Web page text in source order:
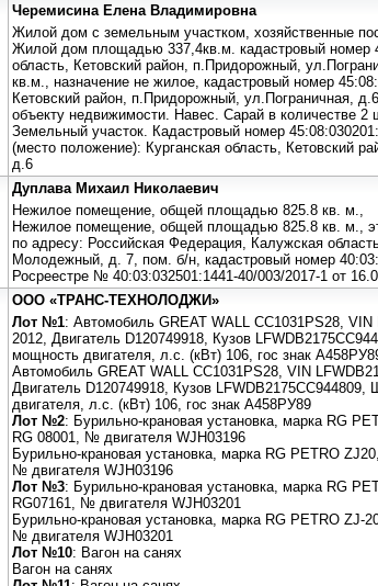
Черемисина Елена Владимировна
Жилой дом с земельным участком, хозяйственные
Жилой дом площадью 337,4кв.м. кадастровый номер
область, Кетовский район, п.Придорожный,
кв.м., назначение не жилое, кадастровый номер
Кетовский район, п.Придорожный, ул.Пограничная,
объекту недвижимости. Навес. Сарай в количестве 2
Земельный участок. Кадастровый номер
(место положение): Курганская область, Кетовский
д.6
Дуплава Михаил Николаевич
Нежилое помещение, общей площадью 825.8 кв. м.,
Нежилое помещение, общей площадью 825.8 кв. м.,
по адресу: Российская Федерация, Калужская
Молодежный, д. 7, пом. б/н, кадастровый номер
Росреестре № 40:03:032501:1441-40/003/2017-1 от
ООО «ТРАНС-ТЕХНОЛОДЖИ»
Лот №1: Автомобиль GREAT WALL CC1031PS28, VIN
2012, Двигатель D120749918, Кузов
мощность двигателя, л.с. (кВт) 106, гос знак
Автомобиль GREAT WALL CC1031PS28, VIN
Двигатель D120749918, Кузов
двигателя, л.с. (кВт) 106, гос знак А458РУ89
Лот №2: Бурильно-крановая установка, марка RG
RG 08001, № двигателя WJH03196
Бурильно-крановая установка, марка RG PETRO
№ двигателя WJH03196
Лот №3: Бурильно-крановая установка, марка RG
RG07161, № двигателя WJH03201
Бурильно-крановая установка, марка RG PETRO ZJ-
№ двигателя WJH03201
Лот №10: Вагон на санях
Вагон на санях